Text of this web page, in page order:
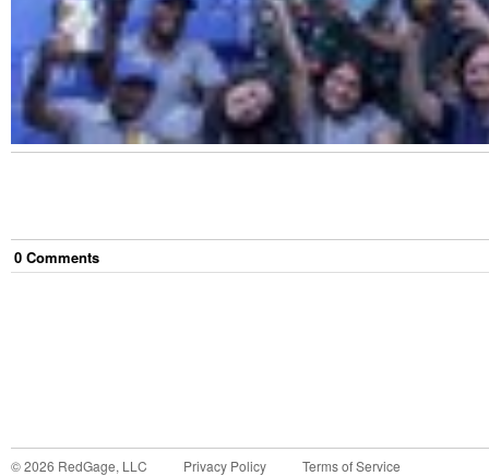
0 Comments
©2026 RedGage, LLC Privacy Policy Terms of Service